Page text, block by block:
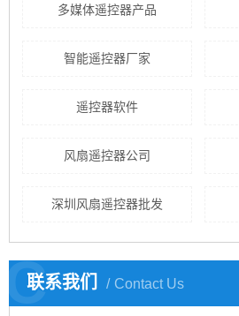
多媒体遥控器产品
智能遥控器厂家
遥控器软件
风扇遥控器公司
深圳风扇遥控器批发
联系我们 Contact Us
C